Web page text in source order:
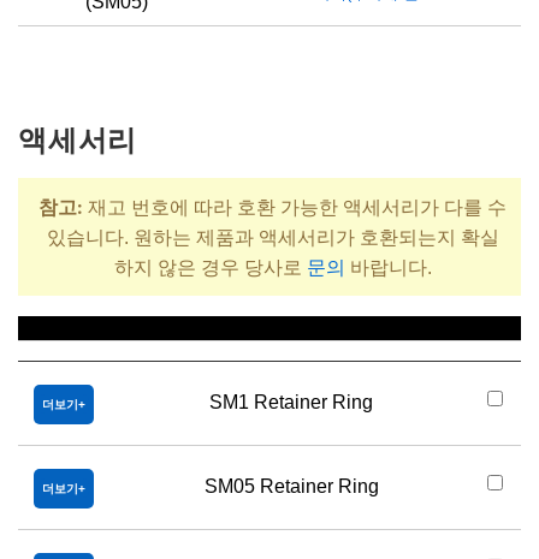
액세서리
참고: 재고 번호에 따라 호환 가능한 액세서리가 다를 수
있습니다. 원하는 제품과 액세서리가 호환되는지 확실
하지 않은 경우 당사로 문의 바랍니다.
더보기 SM1 Retainer Ring
더보기 SM05 Retainer Ring